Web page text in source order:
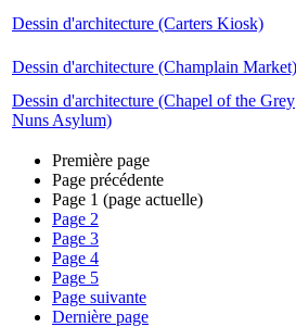
Dessin d'architecture (Carters Kiosk)
Dessin d'architecture (Champlain Market)
Dessin d'architecture (Chapel of the Grey
Nuns Asylum)
Première page
Page précédente
Page 1 (page actuelle)
Page 2
Page 3
Page 4
Page 5
Page suivante
Dernière page